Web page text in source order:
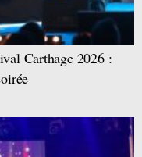
Carthage 2026 :